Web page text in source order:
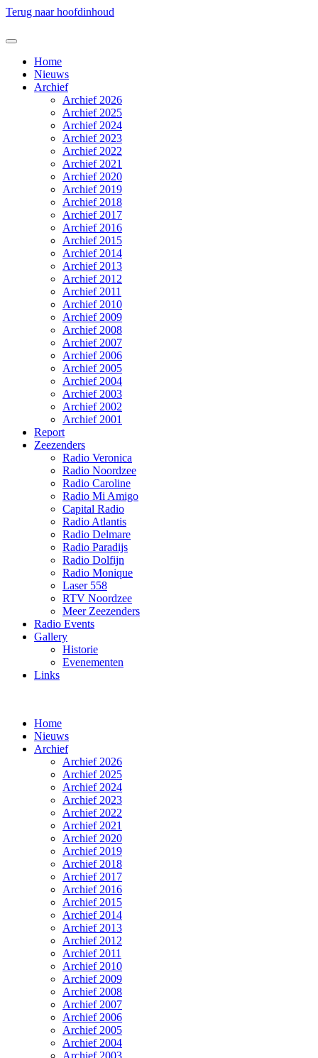
Terug naar hoofdinhoud
Home
Nieuws
Archief
Archief 2026
Archief 2025
Archief 2024
Archief 2023
Archief 2022
Archief 2021
Archief 2020
Archief 2019
Archief 2018
Archief 2017
Archief 2016
Archief 2015
Archief 2014
Archief 2013
Archief 2012
Archief 2011
Archief 2010
Archief 2009
Archief 2008
Archief 2007
Archief 2006
Archief 2005
Archief 2004
Archief 2003
Archief 2002
Archief 2001
Report
Zeezenders
Radio Veronica
Radio Noordzee
Radio Caroline
Radio Mi Amigo
Capital Radio
Radio Atlantis
Radio Delmare
Radio Paradijs
Radio Dolfijn
Radio Monique
Laser 558
RTV Noordzee
Meer Zeezenders
Radio Events
Gallery
Historie
Evenementen
Links
Home
Nieuws
Archief
Archief 2026
Archief 2025
Archief 2024
Archief 2023
Archief 2022
Archief 2021
Archief 2020
Archief 2019
Archief 2018
Archief 2017
Archief 2016
Archief 2015
Archief 2014
Archief 2013
Archief 2012
Archief 2011
Archief 2010
Archief 2009
Archief 2008
Archief 2007
Archief 2006
Archief 2005
Archief 2004
Archief 2003